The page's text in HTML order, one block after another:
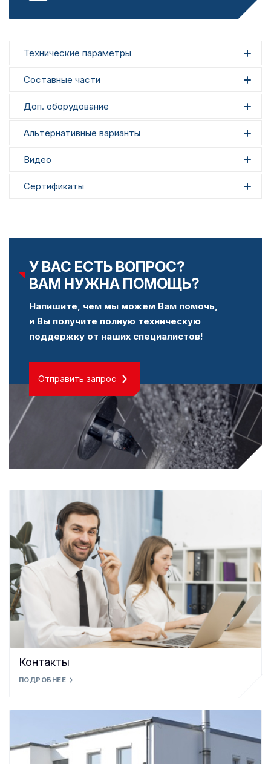
Технические параметры
Составные части
Доп. оборудование
Альтернативные варианты
Видео
Сертификаты
У ВАС ЕСТЬ ВОПРОС?
ВАМ НУЖНА ПОМОЩЬ?
Напишите, чем мы можем Вам помочь,
и Вы получите полную техническую
поддержку от наших специалистов!
Отправить запрос
Контакты
ПОДРОБНЕЕ